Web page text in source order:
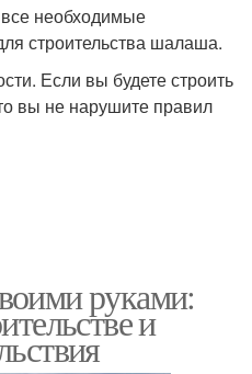
все необходимые
строительства шалаша.
Если вы будете строить
вы не нарушите правил
руками:
и